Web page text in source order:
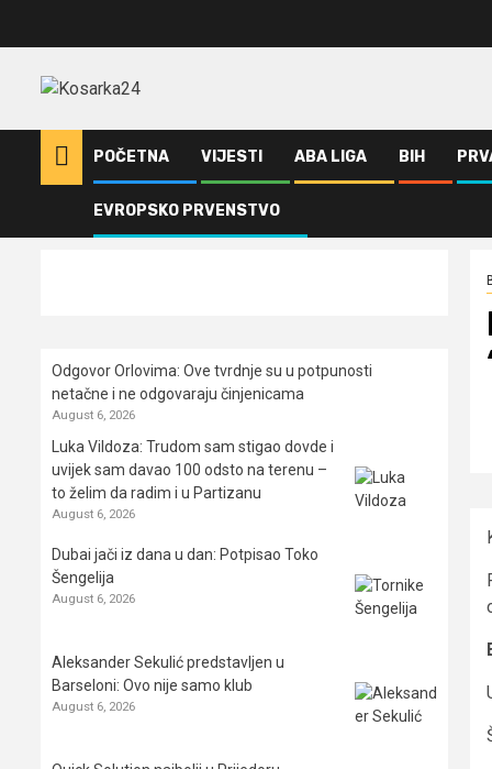
POČETNA VIJESTI ABA LIGA BIH
EVROPSKO PRVENSTVO
BiH Promo osvojio bitne bodove protiv Leotara, Široki
Odgovor Orlovima: ​Ove tvrdnje su u potpunosti
netačne i ne odgovaraju činjenicama
August 6, 2026
Luka Vildoza: Trudom sam stigao dovde i
uvijek sam davao 100 odsto na terenu –
to želim da radim i u Partizanu
August 6, 2026
Dubai jači iz dana u dan: Potpisao Toko
Šengelija
August 6, 2026
Aleksander Sekulić predstavljen u
Barseloni: Ovo nije samo klub
August 6, 2026